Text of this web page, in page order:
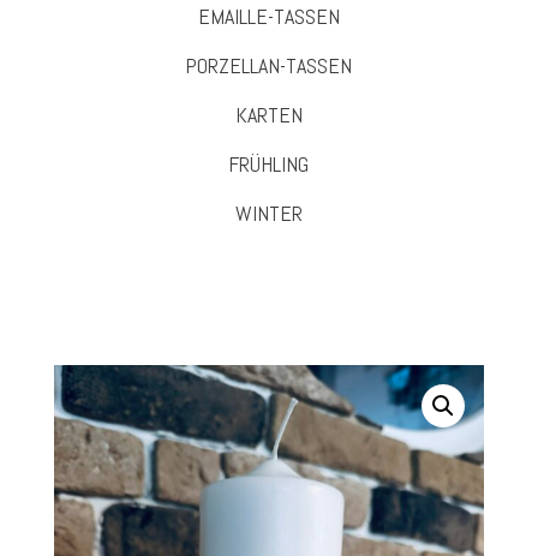
EMAILLE-TASSEN
PORZELLAN-TASSEN
KARTEN
FRÜHLING
WINTER